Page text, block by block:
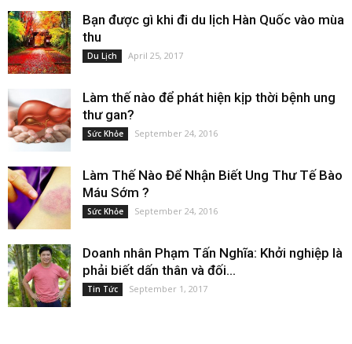
Bạn được gì khi đi du lịch Hàn Quốc vào mùa
thu
Du Lịch April 25, 2017
Làm thế nào để phát hiện kịp thời bệnh ung
thư gan?
Sức Khỏe September 24, 2016
Làm Thế Nào Để Nhận Biết Ung Thư Tế Bào
Máu Sớm ?
Sức Khỏe September 24, 2016
Doanh nhân Phạm Tấn Nghĩa: Khởi nghiệp là
phải biết dấn thân và đối...
Tin Tức September 1, 2017